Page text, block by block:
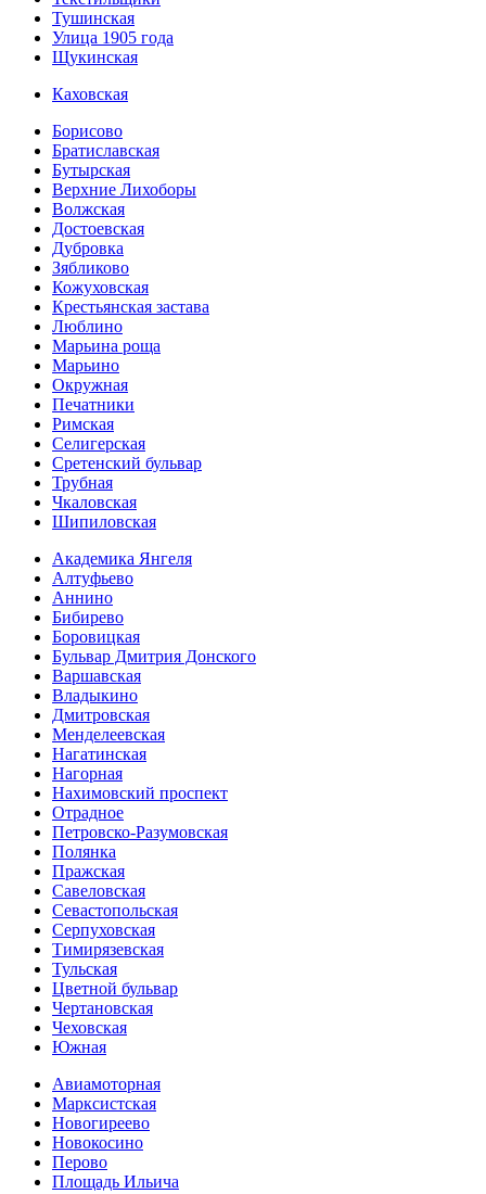
Тушинская
Улица 1905 года
Щукинская
Каховская
Борисово
Братиславская
Бутырская
Верхние Лихоборы
Волжская
Достоевская
Дубровка
Зябликово
Кожуховская
Крестьянская застава
Люблино
Марьина роща
Марьино
Окружная
Печатники
Римская
Селигерская
Сретенский бульвар
Трубная
Чкаловская
Шипиловская
Академика Янгеля
Алтуфьево
Аннино
Бибирево
Боровицкая
Бульвар Дмитрия Донского
Варшавская
Владыкино
Дмитровская
Менделеевская
Нагатинская
Нагорная
Нахимовский проспект
Отрадное
Петровско-Разумовская
Полянка
Пражская
Савеловская
Севасто­польская
Серпуховская
Тимирязевская
Тульская
Цветной бульвар
Чертановская
Чеховская
Южная
Авиамоторная
Марксистская
Новогиреево
Новокосино
Перово
Площадь Ильича